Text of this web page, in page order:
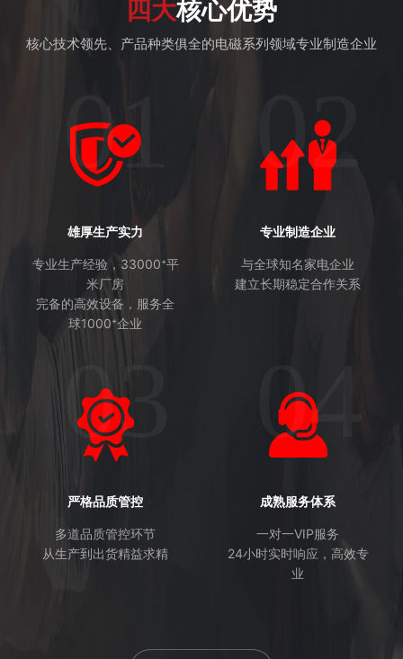
四大核心优势
核心技术领先、产品种类俱全的电磁系列领域专业制造企业
01
雄厚生产实力
专业生产经验，33000⁺平
米厂房
完备的高效设备，服务全
球1000⁺企业
02
专业制造企业
与全球知名家电企业
建立长期稳定合作关系
03
严格品质管控
多道品质管控环节
从生产到出货精益求精
04
成熟服务体系
一对一VIP服务
24小时实时响应，高效专
业